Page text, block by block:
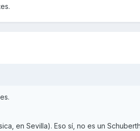
en Sevilla). Eso sí, no es un